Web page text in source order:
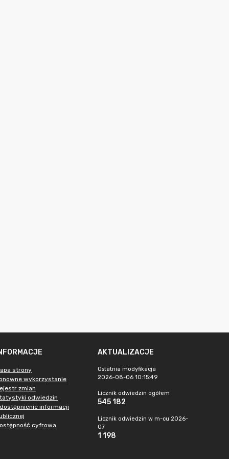
strony
wykorzystanie
zmian
odwiedzin
informacji
cyfrowa
AKTUALIZACJE
Ostatnia modyfikacja
2026-08-06 10:15:49
Licznik odwiedzin ogółem
545 182
Licznik odwiedzin w m-cu 2026-
07
1 198